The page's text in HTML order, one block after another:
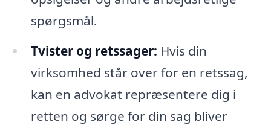
spørgsmål.
Tvister og retssager: Hvis din
virksomhed står over for en retssag,
kan en advokat repræsentere dig i
retten og sørge for din sag bliver